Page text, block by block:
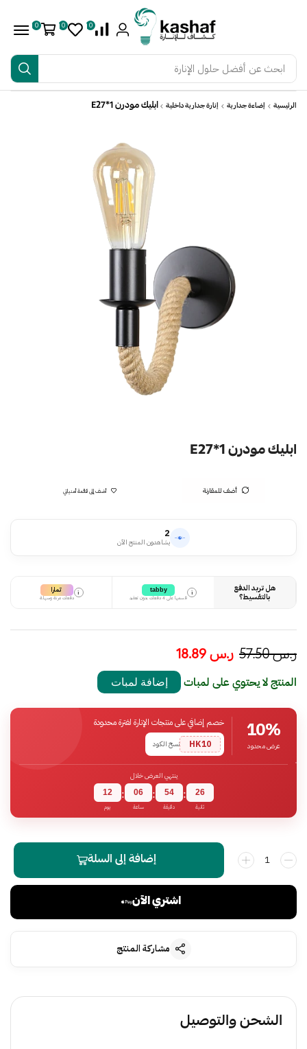
ابحث عن أفضل حلول الإنارة
0
0
0
الرئيسية إضاءة جدارية إنارة جدارية داخلية ابليك مودرن E27*1
ابليك مودرن E27*1
أضف للمقارنة أضف إلى قائمة أمنياتي
2
يشاهدون المنتج الآن
هل تريد الدفع
بالتقسيط؟
i
tabby
قسمها على 4 دفعات بدون تعقيد
i تمارا
دفعات مرنة وسهلة
ر.س57.50 ر.س
المنتج لا يحتوي على لمبات إضافة لمبات
10%
عرض محدود
خصم إضافي على منتجات الإنارة لفترة محدودة
HK10
نسخ الكود
ينتهي العرض خلال
12
يوم
: 06
ساعة
: 54
دقيقة
: 26
ثانية
إضافة إلى السلة
اشتري الآن
مشاركة المنتج
الشحن والتوصيل